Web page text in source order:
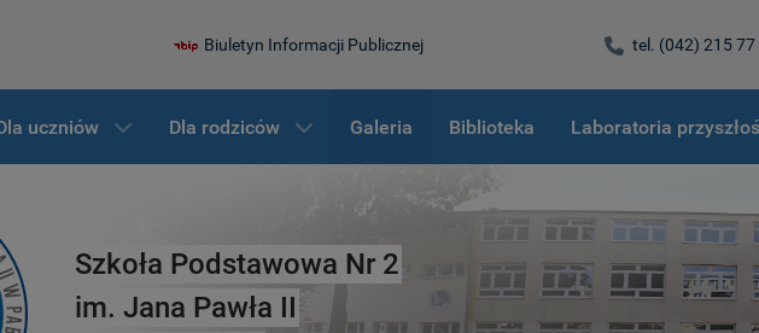
Biuletyn Informacji Publicznej tel. (042) 215 77
uczniów Dla rodziców Galeria Biblioteka Laboratoria
Szkoła Podstawowa Nr 2
im. Jana Pawła II